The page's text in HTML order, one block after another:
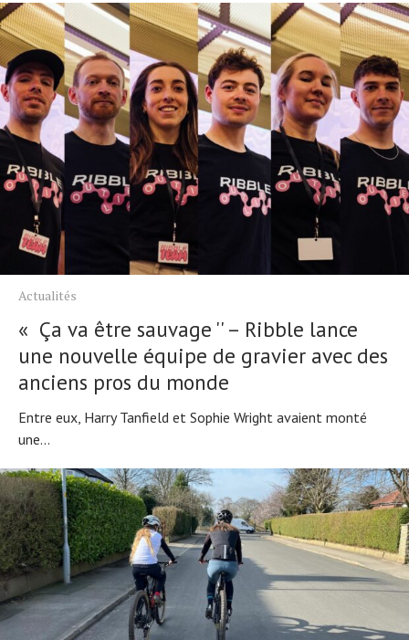
Actualités
« Ça va être sauvage '' – Ribble lance
une nouvelle équipe de gravier avec des
anciens pros du monde
Entre eux, Harry Tanfield et Sophie Wright avaient monté
une...